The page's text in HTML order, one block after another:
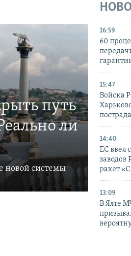
путь
ли
новой системы
16:59
60
15:47
Войска
14:40
ЕС ввел
заводов
ракет
13:09
В Ялте